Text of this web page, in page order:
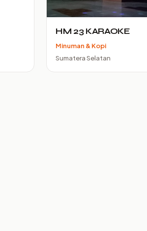
HM 23 KARAOKE
Minuman & Kopi
Sumatera Selatan